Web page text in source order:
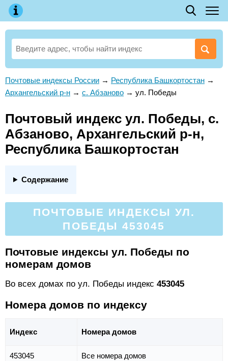
Почтовые индексы России → Республика Башкортостан →
Архангельский р-н → с. Абзаново → ул. Победы
Почтовый индекс ул. Победы, с.
Абзаново, Архангельский р-н,
Республика Башкортостан
Содержание
ПОЧТОВЫЕ ИНДЕКСЫ УЛ.
ПОБЕДЫ 453045
Почтовые индексы ул. Победы по
номерам домов
Во всех домах по ул. Победы индекс 453045
Номера домов по индексу
Индекс Номера домов
453045 Все номера домов